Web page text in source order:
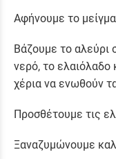
Αφήνουμε το
Βάζουμε το αλεύρι
νερό, το
χέρια να ενωθούν
Προσθέτουμε τις
Ξαναζυμώνουμε